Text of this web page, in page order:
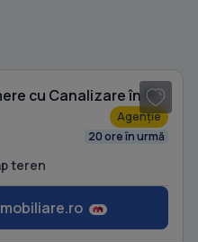
Casă individuală cu 6 camere cu Canalizare în Pipera
Agenție
20 ore în urmă
teren